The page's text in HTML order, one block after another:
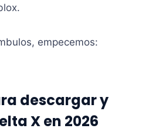
empecemos:
descargar y
X en 2026